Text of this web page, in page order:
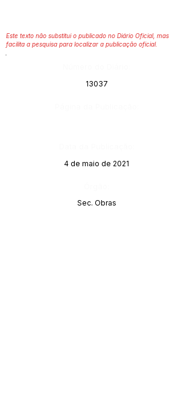
Este texto não substitui o publicado no Diário Oficial, mas
facilita a pesquisa para localizar a publicação oficial.
13037
4 de maio de 2021
Sec. Obras